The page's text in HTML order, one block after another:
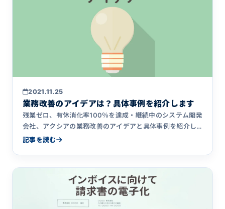
2021.11.25
業務改善のアイデアは？具体事例を紹介します
残業ゼロ、有休消化率100％を達成・継続中のシステム開発
会社、アクシアの業務改善のアイデアと具体事例を紹介し
ます。業務改善を行う際の4つのステップやポイント、注意
記事を読む